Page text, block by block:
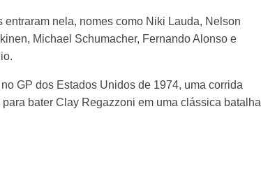
nela, nomes como Niki Lauda, Nelson
Michael Schumacher, Fernando Alonso e
GP dos Estados Unidos de 1974, uma corrida
bater Clay Regazzoni em uma clássica batalha